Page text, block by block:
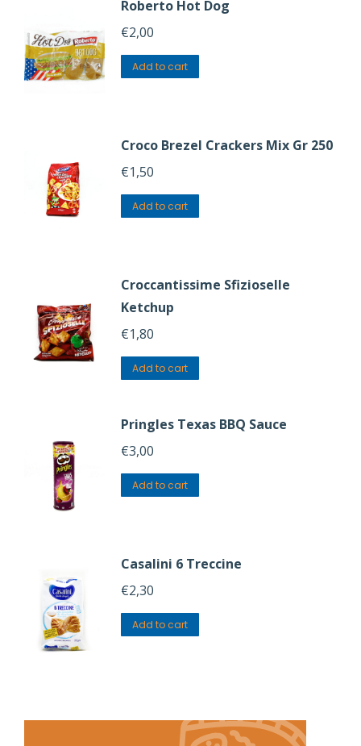
Roberto Hot Dog
€2,00
Add to cart
Croco Brezel Crackers Mix Gr 250
€1,50
Add to cart
Croccantissime Sfizioselle
Ketchup
€1,80
Add to cart
Pringles Texas BBQ Sauce
€3,00
Add to cart
Casalini 6 Treccine
€2,30
Add to cart